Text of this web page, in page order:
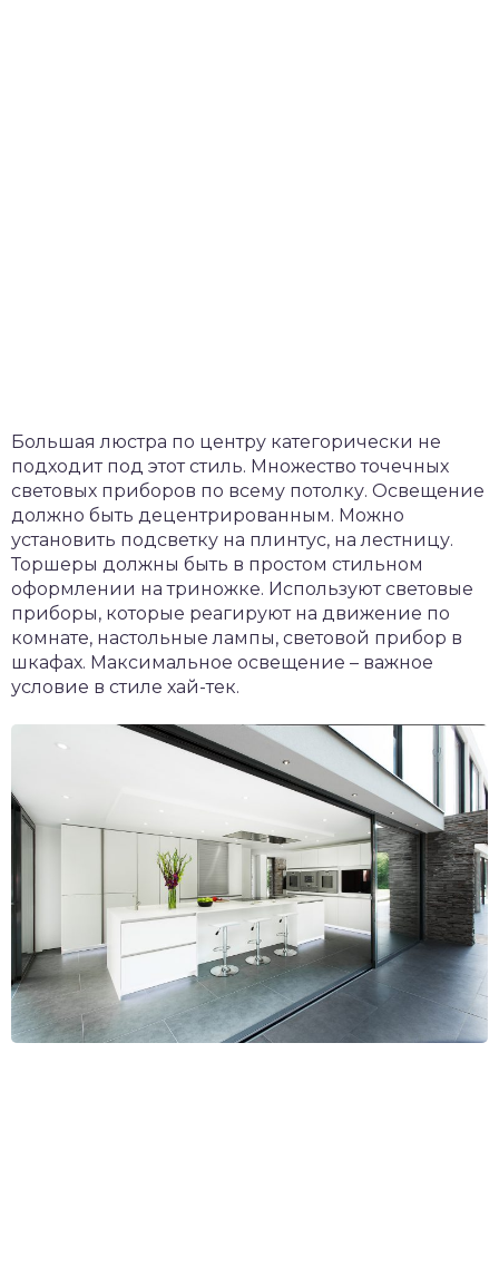
Большая люстра по центру категорически не
подходит под этот стиль. Множество точечных
световых приборов по всему потолку. Освещение
должно быть децентрированным. Можно
установить подсветку на плинтус, на лестницу.
Торшеры должны быть в простом стильном
оформлении на триножке. Используют световые
приборы, которые реагируют на движение по
комнате, настольные лампы, световой прибор в
шкафах. Максимальное освещение – важное
условие в стиле хай-тек.